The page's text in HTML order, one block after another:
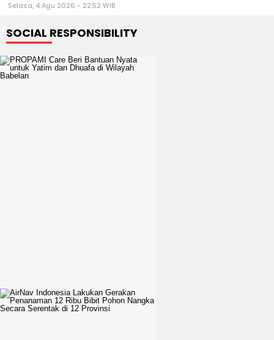
Selasa, 4 Agu 2026 - 22:52 WIB
SOCIAL RESPONSIBILITY